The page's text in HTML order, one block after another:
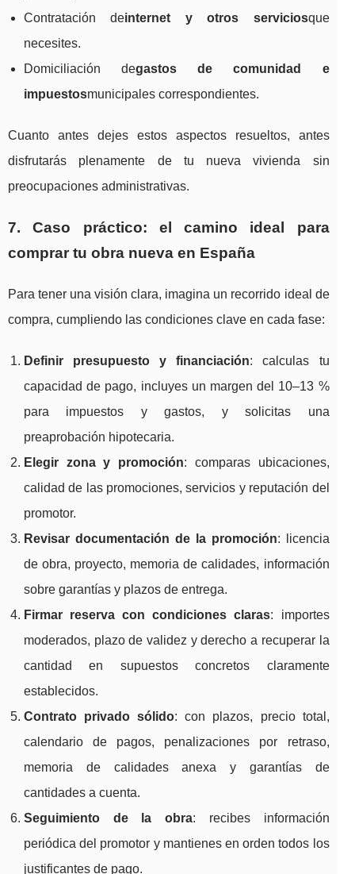
Contratación deinternet y otros serviciosque
necesites.
Domiciliación degastos de comunidad e
impuestosmunicipales correspondientes.
Cuanto antes dejes estos aspectos resueltos, antes
disfrutarás plenamente de tu nueva vivienda sin
preocupaciones administrativas.
7. Caso práctico: el camino ideal para
comprar tu obra nueva en España
Para tener una visión clara, imagina un recorrido ideal de
compra, cumpliendo las condiciones clave en cada fase:
Definir presupuesto y financiación: calculas tu
capacidad de pago, incluyes un margen del 10–13 %
para impuestos y gastos, y solicitas una
preaprobación hipotecaria.
Elegir zona y promoción: comparas ubicaciones,
calidad de las promociones, servicios y reputación del
promotor.
Revisar documentación de la promoción: licencia
de obra, proyecto, memoria de calidades, información
sobre garantías y plazos de entrega.
Firmar reserva con condiciones claras: importes
moderados, plazo de validez y derecho a recuperar la
cantidad en supuestos concretos claramente
establecidos.
Contrato privado sólido: con plazos, precio total,
calendario de pagos, penalizaciones por retraso,
memoria de calidades anexa y garantías de
cantidades a cuenta.
Seguimiento de la obra: recibes información
periódica del promotor y mantienes en orden todos los
justificantes de pago.